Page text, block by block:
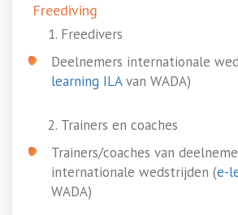
Freediving
Freedivers
Deelnemers internationale
learning ILAvan WADA)
Trainers en coaches
Trainers/coaches van
internationale wedstrijden (e-
WADA)